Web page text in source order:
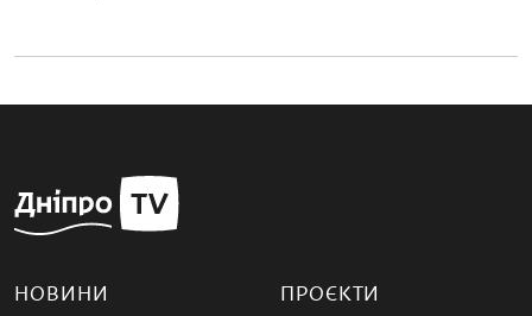
НОВИНИ ПРОЄКТИ